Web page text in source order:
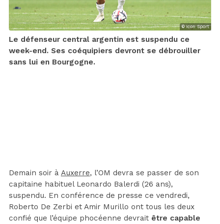
© Icon Sport
Le défenseur central argentin est suspendu ce
week-end. Ses coéquipiers devront se débrouiller
sans lui en Bourgogne.
Demain soir à Auxerre, l’OM devra se passer de son
capitaine habituel Leonardo Balerdi (26 ans),
suspendu. En conférence de presse ce vendredi,
Roberto De Zerbi et Amir Murillo ont tous les deux
confié que l’équipe phocéenne devrait être capable